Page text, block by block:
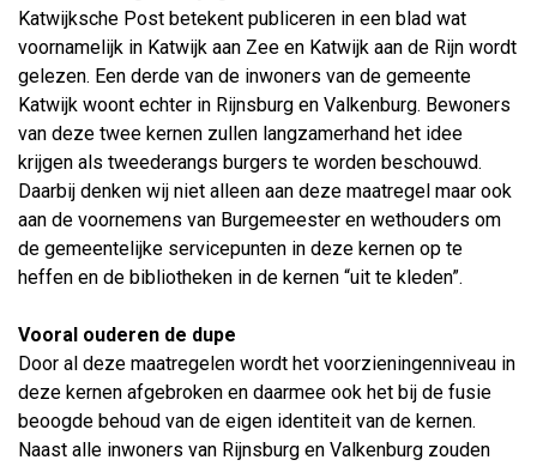
Katwijksche Post betekent publiceren in een blad wat
voornamelijk in Katwijk aan Zee en Katwijk aan de Rijn wordt
gelezen. Een derde van de inwoners van de gemeente
Katwijk woont echter in Rijnsburg en Valkenburg. Bewoners
van deze twee kernen zullen langzamerhand het idee
krijgen als tweederangs burgers te worden beschouwd.
Daarbij denken wij niet alleen aan deze maatregel maar ook
aan de voornemens van Burgemeester en wethouders om
de gemeentelijke servicepunten in deze kernen op te
heffen en de bibliotheken in de kernen “uit te kleden”.
Vooral ouderen de dupe
Door al deze maatregelen wordt het voorzieningenniveau in
deze kernen afgebroken en daarmee ook het bij de fusie
beoogde behoud van de eigen identiteit van de kernen.
Naast alle inwoners van Rijnsburg en Valkenburg zouden